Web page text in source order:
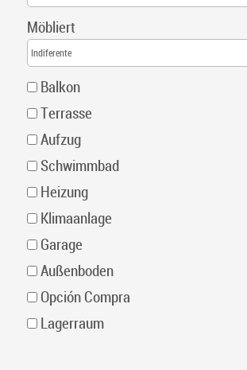
Möbliert
Indiferente
Balkon
Terrasse
Aufzug
Schwimmbad
Heizung
Klimaanlage
Garage
Außenboden
Opción Compra
Lagerraum